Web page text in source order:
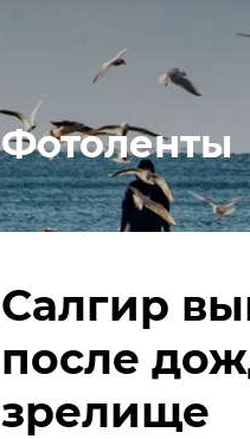
Фотоленты
Салгир
после
зрелище